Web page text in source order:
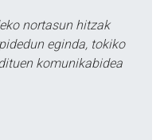
nortasun hitzak
eginda, tokiko
komunikabidea